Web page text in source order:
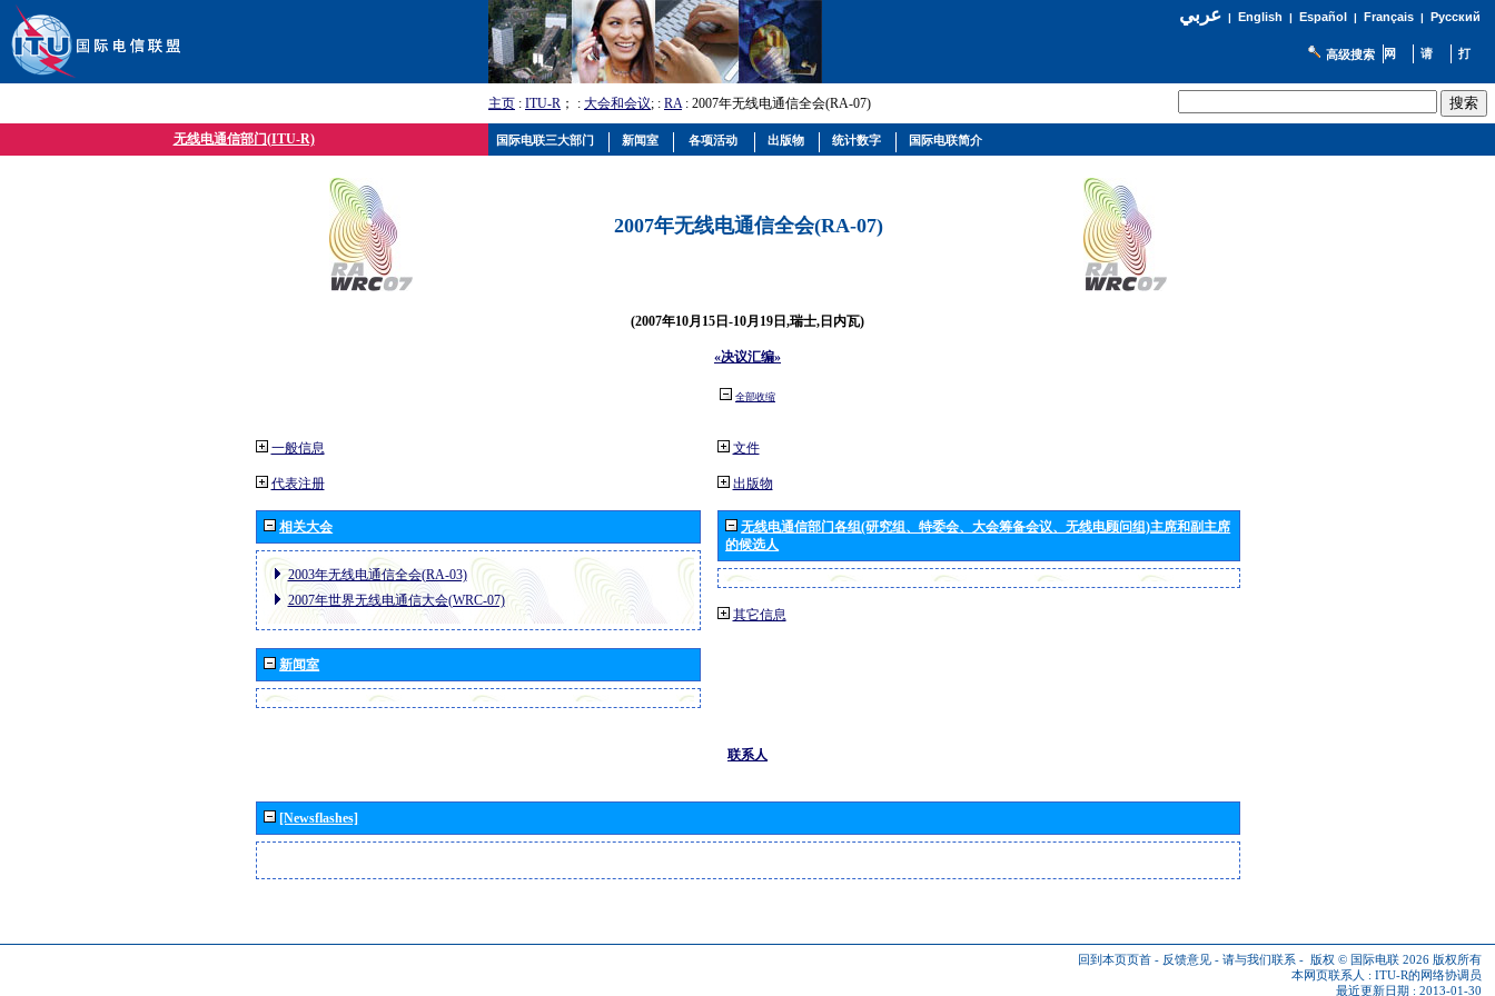
عربي| English | Español | Français| Русский
高级搜索
主页 : ITU-R ； : 大会和会议; : RA: 2007年无线电通信全会(RA-07)
无线电通信部门(ITU-R)
2007年无线电通信全会(RA-07)
(2007年10月15日-10月19日,瑞士,日内瓦)
«决议汇编»
全部收缩
一般信息
代表注册
相关大会
2003年无线电通信全会(RA-03)
2007年世界无线电通信大会(WRC-07)
新闻室
文件
出版物
无线电通信部门各组(研究组、特委会、大会筹备会议、无线电顾问组)主席和副主席
的候选人
其它信息
联系人
[Newsflashes]
回到本页页首 - 反馈意见 - 请与我们联系 - 版权 © 国际电联 2026 版权所有
本网页联系人 : ITU-R的网络协调员
最近更新日期 : 2013-01-30
国际电联三大部门 新闻室 各项活动 出版物 统计数字 国际电联简介